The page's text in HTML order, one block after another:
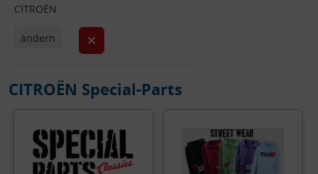
CITROËN
ändern
CITROËN Special-Parts